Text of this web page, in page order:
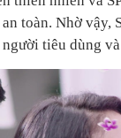
toàn. Nhờ vậy,
tiêu dùng